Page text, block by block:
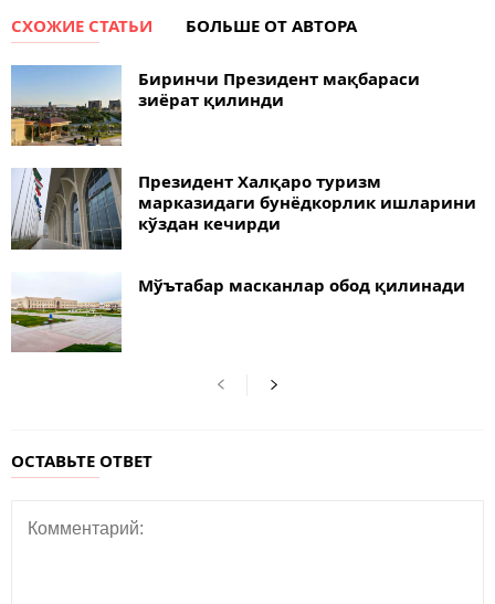
СХОЖИЕ СТАТЬИ БОЛЬШЕ ОТ АВТОРА
Биринчи Президент мақбараси
зиёрат қилинди
Президент Халқаро туризм
марказидаги бунёдкорлик ишларини
кўздан кечирди
Мўътабар масканлар обод қилинади
ОСТАВЬТЕ ОТВЕТ